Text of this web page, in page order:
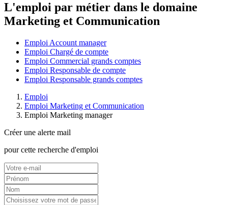
L'emploi par métier dans le domaine
Marketing et Communication
Emploi Account manager
Emploi Chargé de compte
Emploi Commercial grands comptes
Emploi Responsable de compte
Emploi Responsable grands comptes
Emploi
Emploi Marketing et Communication
Emploi Marketing manager
Créer une alerte mail
pour cette recherche d'emploi